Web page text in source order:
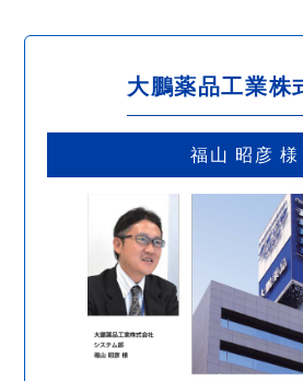
大鵬薬品工業株
福山 昭彦 様